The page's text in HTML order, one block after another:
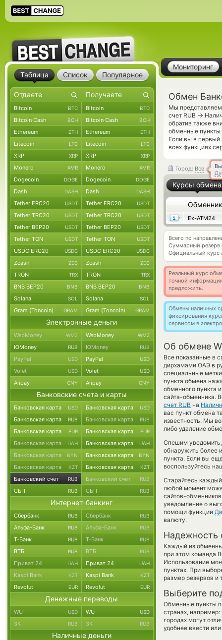
Мониторинг
Обмен
Мы представляем
счет RUB →
обратив также
обменные
Если вы в первый
всех функциях
Город: Все
Курсы обмена
Обменник
Ex-ATM24
Всего по
Суммарный резерв
Официальный курс
Реальный курс
точной
предложить.
Обмены наличных
фиксирования
сервисом в
Об обмене
Все показанные в
дирхамами ОАЭ в
специальные
пункта обмена
обменного пункта
сайта-обменника.
счет RUB на
вас пункт обмена
известность. Мы
либо удаление
Спешим
обнаружить более
пункта. Если вы
воспользуйтесь
Старайтесь
любой момент
сайтов-
уведомление о
помощи функции
валюту.
Надежность
Каждый из
при этом команда
Использование
пунктах. При
размер резервов и
Выберите
Обменные пункты
странах, например:
городах могут
удобнее ввести
Таблица Список Популярное
Bitcoin BTC Bitcoin BTC
Bitcoin Cash BCH Bitcoin Cash BCH
Ethereum ETH Ethereum ETH
Litecoin LTC Litecoin LTC
XRP XRP XRP XRP
Monero XMR Monero XMR
Dogecoin DOGE Dogecoin DOGE
Dash DASH Dash DASH
Tether ERC20 USDT Tether ERC20 USDT
Tether TRC20 USDT Tether TRC20 USDT
Tether BEP20 USDT Tether BEP20 USDT
Tether TON USDT Tether TON USDT
USDC ERC20 USDC USDC ERC20 USDC
Zcash ZEC Zcash ZEC
TRON TRX TRON TRX
BNB BEP20 BNB BNB BEP20 BNB
Solana SOL Solana SOL
Gram (Toncoin) GRAM Gram (Toncoin) GRAM
Электронные деньги
WebMoney WMZ WebMoney WMZ
ЮMoney RUB ЮMoney RUB
PayPal USD PayPal USD
Volet USD Volet USD
Alipay CNY Alipay CNY
Банковские счета и карты
Банковская карта USD Банковская карта USD
Банковская карта RUB Банковская карта RUB
Банковская карта EUR Банковская карта EUR
Банковская карта UAH Банковская карта UAH
Банковская карта BYN Банковская карта BYN
Банковская карта KZT Банковская карта KZT
Банковский счет RUB Банковский счет RUB
СБП RUB СБП RUB
Интернет-банкинг
Сбербанк RUB Сбербанк RUB
Альфа-Банк RUB Альфа-Банк RUB
Т-Банк RUB Т-Банк RUB
ВТБ RUB ВТБ RUB
Приват 24 UAH Приват 24 UAH
Kaspi Bank KZT Kaspi Bank KZT
Revolut EUR Revolut EUR
Денежные переводы
WU USD WU USD
ЗК RUB ЗК RUB
Наличные деньги